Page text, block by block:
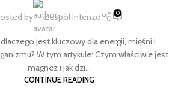
by Zespół Intenzo 0
jest kluczowy dla energii, mięśni i
W tym artykule: Czym właściwie jest
magnez i jak dzi...
CONTINUE READING